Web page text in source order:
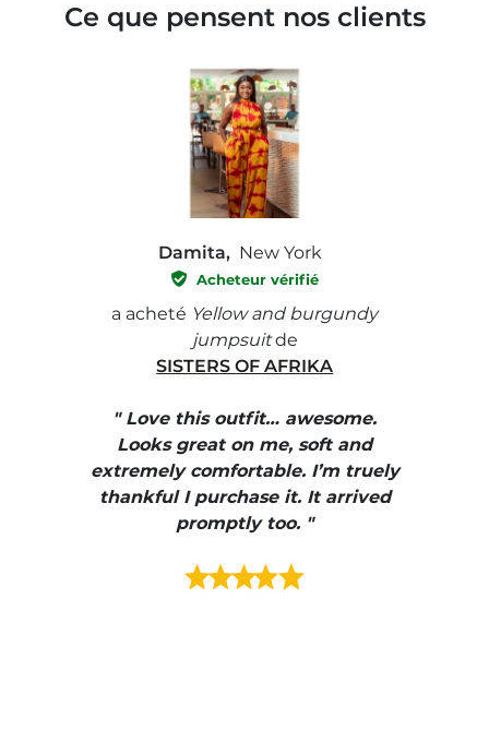
Ce que pensent nos clients
Damita, New York
Acheteur vérifié
a acheté Yellow and burgundy
jumpsuitde
SISTERS OF AFRIKA
" Love this outfit… awesome.
Looks great on me, soft and
extremely comfortable. I’m truely
thankful I purchase it. It arrived
promptly too. "